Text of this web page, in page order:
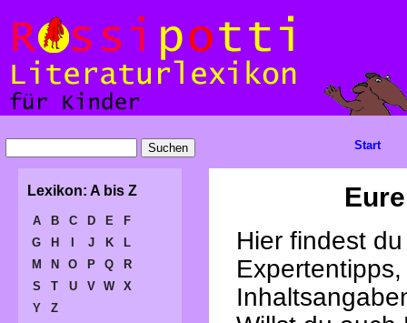
Hier findest
Start
Lexikon: A bis Z
A B C D E
F
G
H J K
L
M
N O P Q
R
S
T U V W
X
Y
Z